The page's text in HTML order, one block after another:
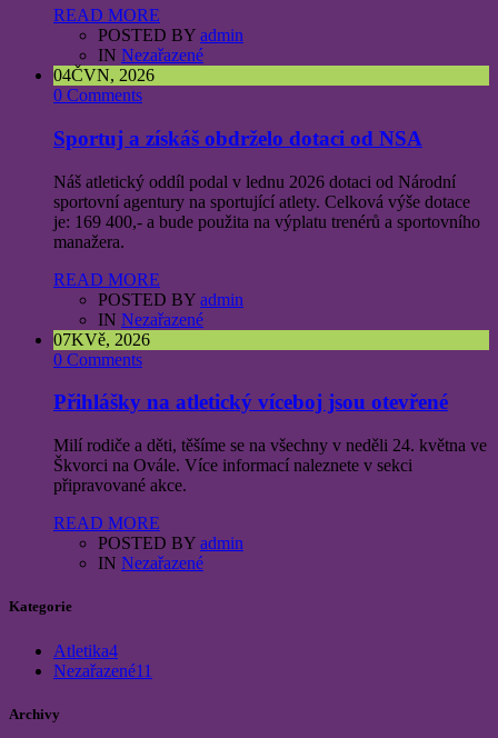
READ MORE
POSTED BY admin
IN Nezařazené
04ČVN, 2026
0 Comments
Sportuj a získáš obdrželo dotaci od NSA
Náš atletický oddíl podal v lednu 2026 dotaci od Národní
sportovní agentury na sportující atlety. Celková výše dotace
je: 169 400,- a bude použita na výplatu trenérů a sportovního
manažera.
READ MORE
POSTED BY admin
IN Nezařazené
07KVě, 2026
0 Comments
Přihlášky na atletický víceboj jsou otevřené
Milí rodiče a děti, těšíme se na všechny v neděli 24. května ve
Škvorci na Ovále. Více informací naleznete v sekci
připravované akce.
READ MORE
POSTED BY admin
IN Nezařazené
Kategorie
Atletika4
Nezařazené11
Archivy